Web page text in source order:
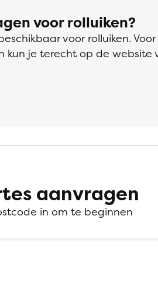
voor rolluiken?
voor rolluiken.
kun je terecht op de website
aanvragen
in om te beginnen